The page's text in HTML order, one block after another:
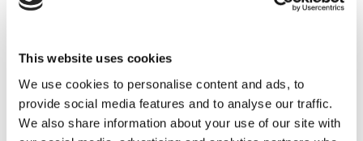
This website uses cookies
We use cookies to personalise content and ads, to
provide social media features and to analyse our traffic.
We also share information about your use of our site with
1.900
compañías